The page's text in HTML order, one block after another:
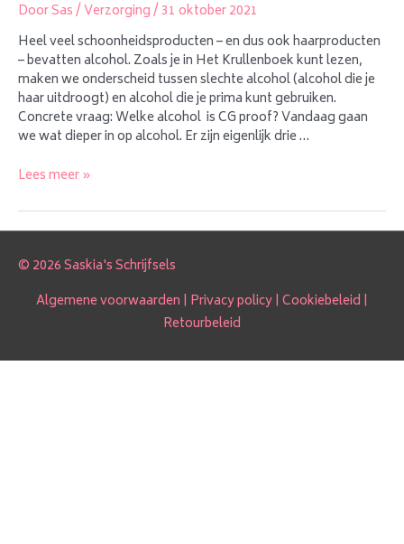
DoorSas/Verzorging/31 oktober 2021
Heel veel schoonheidsproducten – en dus ook haarproducten
– bevatten alcohol. Zoals je in Het Krullenboek kunt lezen,
maken we onderscheid tussen slechte alcohol (alcohol die je
haar uitdroogt) en alcohol die je prima kunt gebruiken.
Concrete vraag: Welke alcohol is CG proof? Vandaag gaan
we wat dieper in op alcohol. Er zijn eigenlijk drie …
Alcohol
de
CG
Lees meer »
© 2026 Saskia's Schrijfsels
Algemene voorwaarden | Privacy policy| Cookiebeleid |
Retourbeleid